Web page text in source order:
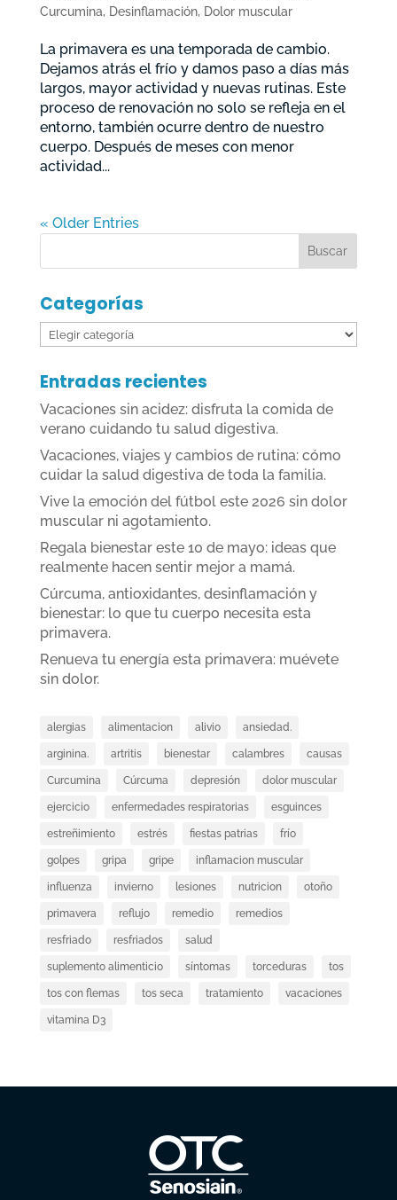
Curcumina, Desinflamación, Dolor muscular
La primavera es una temporada de cambio.
Dejamos atrás el frío y damos paso a días más
largos, mayor actividad y nuevas rutinas. Este
proceso de renovación no solo se refleja en el
entorno, también ocurre dentro de nuestro
cuerpo. Después de meses con menor
actividad...
« Older Entries
Categorías
Categorías
Entradas recientes
Vacaciones sin acidez: disfruta la comida de
verano cuidando tu salud digestiva.
Vacaciones, viajes y cambios de rutina: cómo
cuidar la salud digestiva de toda la familia.
Vive la emoción del fútbol este 2026 sin dolor
muscular ni agotamiento.
Regala bienestar este 10 de mayo: ideas que
realmente hacen sentir mejor a mamá.
Cúrcuma, antioxidantes, desinflamación y
bienestar: lo que tu cuerpo necesita esta
primavera.
Renueva tu energía esta primavera: muévete
sin dolor.
alergias alimentacion alivio ansiedad.
arginina. artritis bienestar calambres causas
Curcumina Cúrcuma depresión dolor muscular
ejercicio enfermedades respiratorias esguinces
estreñimiento estrés fiestas patrias frío
golpes gripa gripe inflamacion muscular
influenza invierno lesiones nutricion otoño
primavera reflujo remedio remedios
resfriado resfriados salud
suplemento alimenticio síntomas torceduras tos
tos con flemas tos seca tratamiento vacaciones
vitamina D3